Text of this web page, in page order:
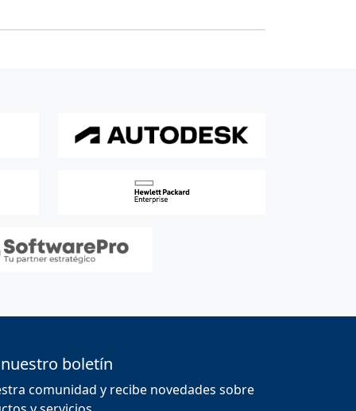
boletín
comunidad y recibe novedades sobre